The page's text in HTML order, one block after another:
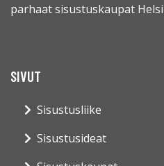
parhaat sisustuskaupat
SIVUT
Sisustusliike
Sisustusideat